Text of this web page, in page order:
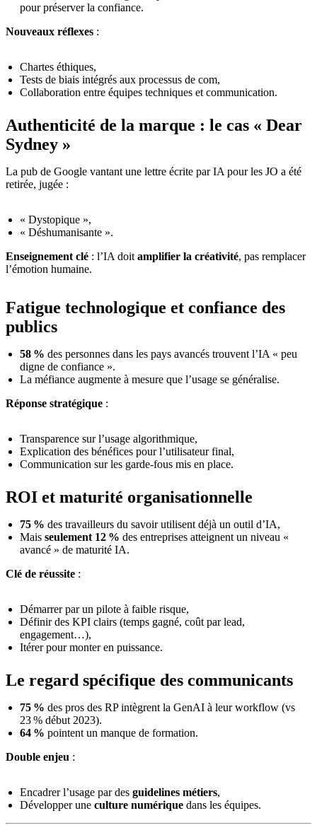
pour préserver la confiance.
Nouveaux réflexes :
Chartes éthiques,
Tests de biais intégrés aux processus de com,
Collaboration entre équipes techniques et communication.
Authenticité de la marque : le cas « Dear
Sydney »
La pub de Google vantant une lettre écrite par IA pour les JO a été
retirée, jugée :
« Dystopique »,
« Déshumanisante ».
Enseignement clé : l’IA doit amplifier la créativité, pas remplacer
l’émotion humaine.
Fatigue technologique et confiance des
publics
58 % des personnes dans les pays avancés trouvent l’IA « peu
digne de confiance ».
La méfiance augmente à mesure que l’usage se généralise.
Réponse stratégique :
Transparence sur l’usage algorithmique,
Explication des bénéfices pour l’utilisateur final,
Communication sur les garde-fous mis en place.
ROI et maturité organisationnelle
75 % des travailleurs du savoir utilisent déjà un outil d’IA,
Mais seulement 12 % des entreprises atteignent un niveau «
avancé » de maturité IA.
Clé de réussite :
Démarrer par un pilote à faible risque,
Définir des KPI clairs (temps gagné, coût par lead,
engagement…),
Itérer pour monter en puissance.
Le regard spécifique des communicants
75 % des pros des RP intègrent la GenAI à leur workflow (vs
23 % début 2023).
64 % pointent un manque de formation.
Double enjeu :
Encadrer l’usage par des guidelines métiers,
Développer une culture numérique dans les équipes.